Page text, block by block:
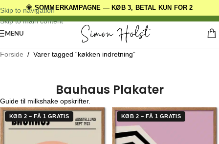
🌞 SOMMERKAMPAGNE — KØB 3, BETAL KUN FOR 2
Skip to navigation
Skip to main content
DANSKE ORIGINALE DESIGNS
MENU
Forside / Varer tagged “køkken indretning”
Bauhaus Plakater
Guide til milkshake opskrifter.
KØB 2 – FÅ 1 GRATIS KØB 2 – FÅ 1 GRATIS